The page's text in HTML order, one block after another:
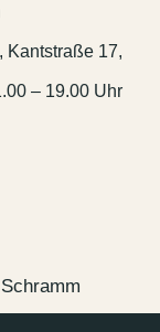
Kantstraße 17,
– 19.00 Uhr